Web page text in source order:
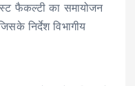
फैकल्टी का समायोजन
निर्देश विभागीय